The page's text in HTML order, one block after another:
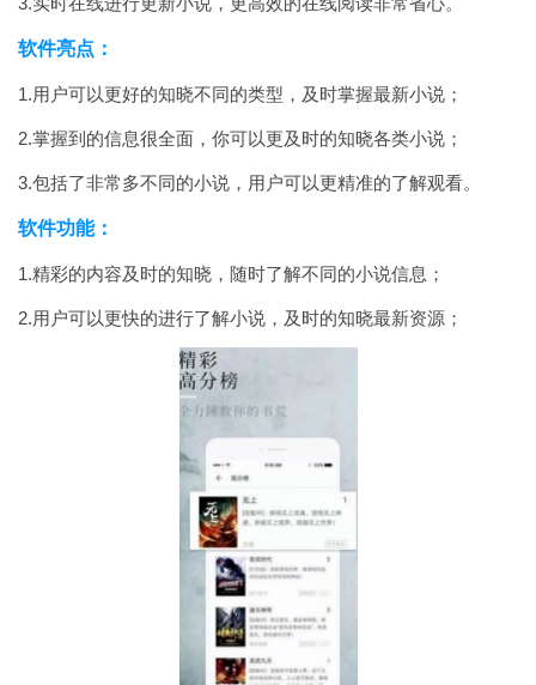
软件亮点：
1.用户可以更好的知晓不同的类型，及时掌握最新小说；
2.掌握到的信息很全面，你可以更及时的知晓各类小说；
3.包括了非常多不同的小说，用户可以更精准的了解观看。
软件功能：
1.精彩的内容及时的知晓，随时了解不同的小说信息；
2.用户可以更快的进行了解小说，及时的知晓最新资源；